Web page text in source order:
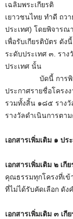
เฉลิมพระเกียรติ
เยาวชนไทย ทำดี ถว
ประเทศ) โดยพิจารณ
เพื่อรับเกียรติบัตร ดัง
ระดับประเทศ ๓. รา
ประเทศ นั้น
บัดนี้ การพิจารณ
ประกาศรายชื่อโครง
รวมทั้งสิ้น ๑๘๕ ราง
รางวัลดำเนินการตา
เอกสารเพิ่มเติม ๑ ป
เอกสารเพิ่มเติม ๒ เ
คุณธรรมทุกโครงที่เ
ที่ไม่ได้รับคัดเลือก ดัง
เอกสารเพิ่มเติม ๓ เ